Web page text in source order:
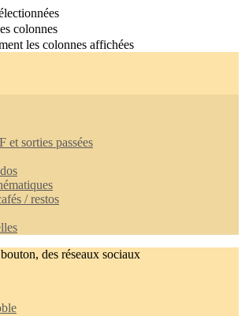
colonnes
les colonnes affichées
et sorties passées
/ restos
des réseaux sociaux